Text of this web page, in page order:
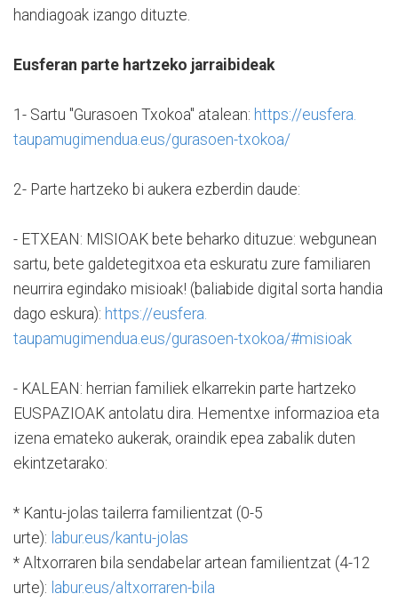
handiagoak izango dituzte.
Eusferan parte hartzeko jarraibideak
1- Sartu "Gurasoen Txokoa" atalean: https://eusfera.
taupamugimendua.eus/gurasoen-txokoa/
2- Parte hartzeko bi aukera ezberdin daude:
- ETXEAN: MISIOAK bete beharko dituzue: webgunean
sartu, bete galdetegitxoa eta eskuratu zure familiaren
neurrira egindako misioak! (baliabide digital sorta handia
dago eskura): https://eusfera.
taupamugimendua.eus/gurasoen-txokoa/#misioak
- KALEAN: herrian familiek elkarrekin parte hartzeko
EUSPAZIOAK antolatu dira. Hementxe informazioa eta
izena emateko aukerak, oraindik epea zabalik duten
ekintzetarako:
* Kantu-jolas tailerra familientzat (0-5
urte): labur.eus/kantu-jolas
* Altxorraren bila sendabelar artean familientzat (4-12
urte): labur.eus/altxorraren-bila